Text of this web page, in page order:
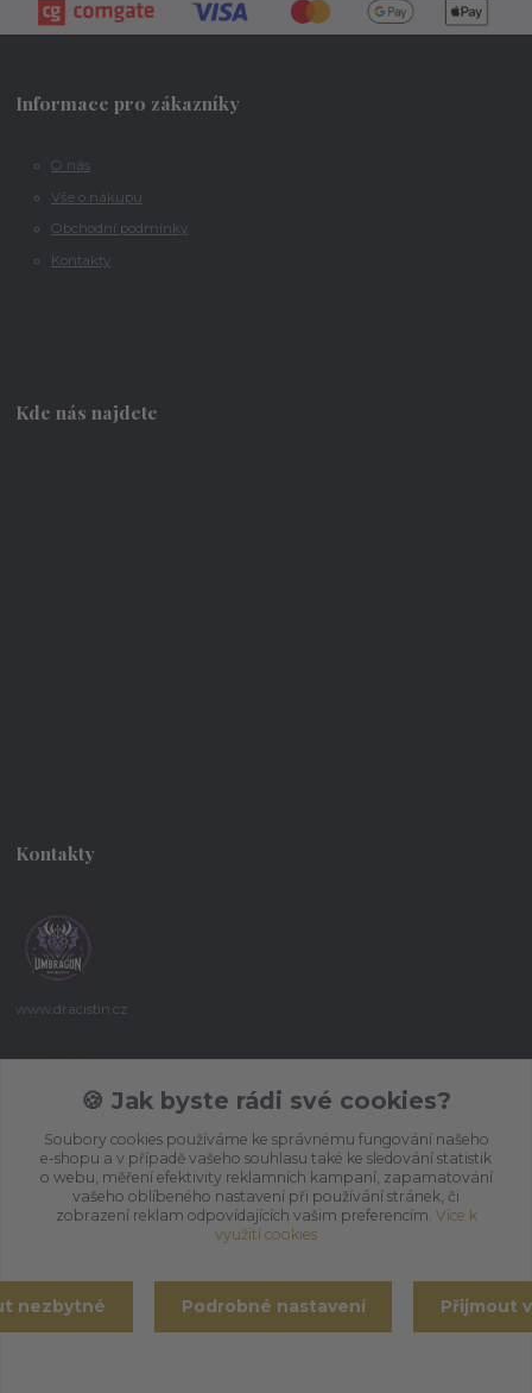
Informace pro zákazníky
O nás
Vše o nákupu
Obchodní podmínky
Kontakty
Kde nás najdete
Kontakty
www.dracistin.cz
+420 737 613 735
(Po-Pá 9:30-18:00 hod.)
umbragon@email.cz
🍪 Jak byste rádi své cookies?
Soubory cookies používáme ke správnému fungování našeho
e-shopu a v případě vašeho souhlasu také ke sledování statistik
o webu, měření efektivity reklamních kampaní, zapamatování
vašeho oblíbeného nastavení při používání stránek, či
zobrazení reklam odpovídajících vašim preferencím. Více k
využití cookies
nezbytné Podrobné nastavení Přijmout